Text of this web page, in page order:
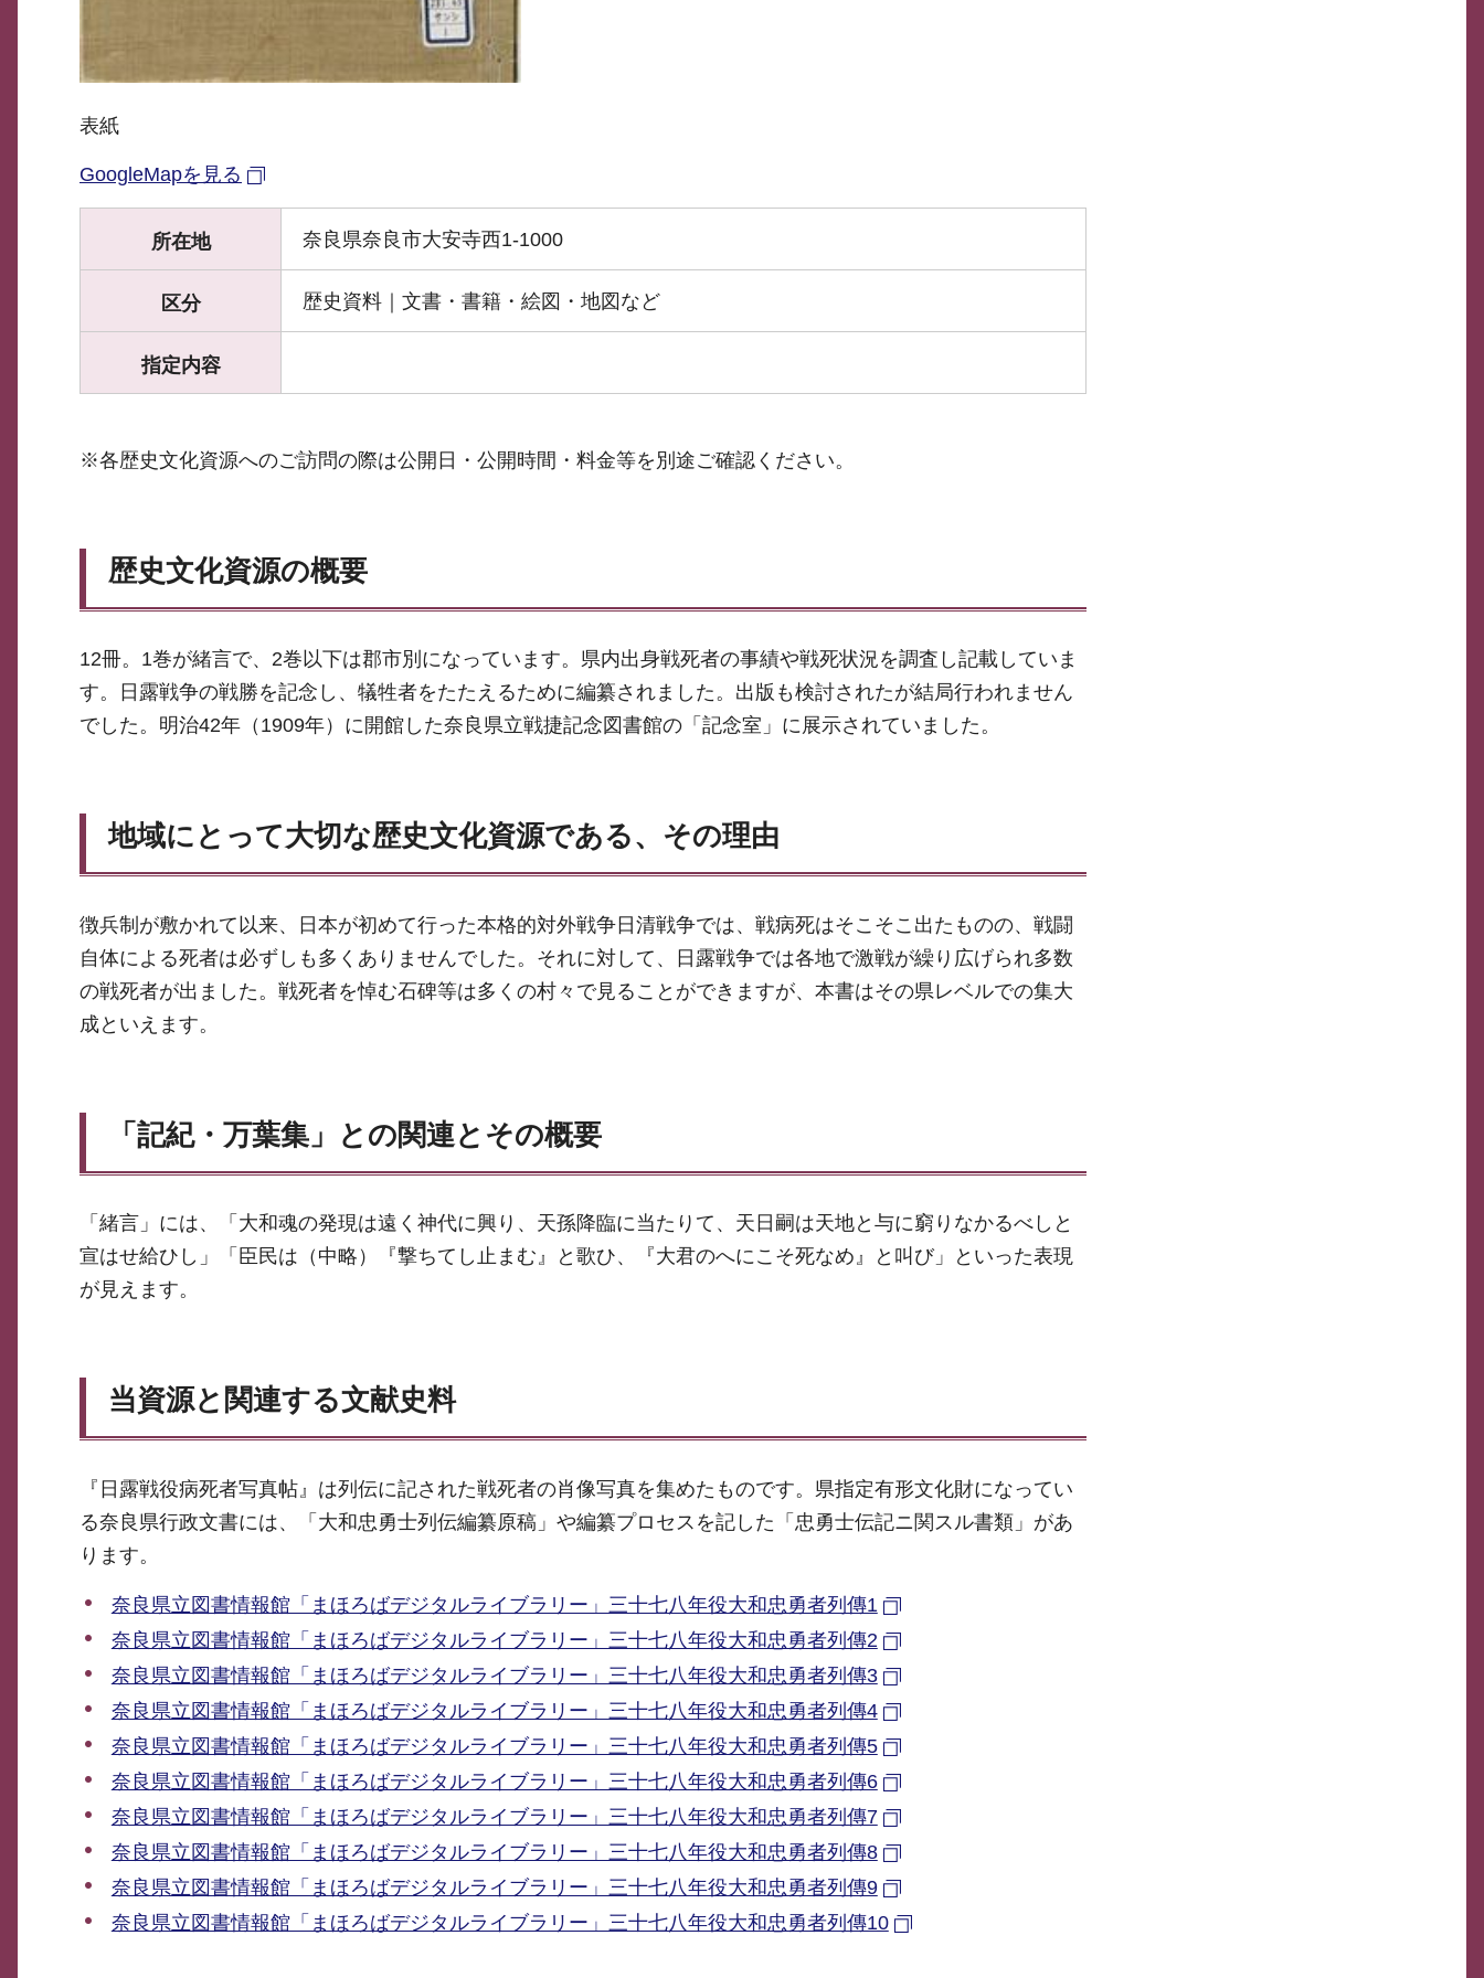
表紙
GoogleMapを見る
所在地 奈良県奈良市大安寺西1-1000
区分 歴史資料｜文書・書籍・絵図・地図など
指定内容
※各歴史文化資源へのご訪問の際は公開日・公開時間・料金等を別途ご確認ください。
歴史文化資源の概要
12冊。1巻が緒言で、2巻以下は郡市別になっています。県内出身戦死者の事績や戦死状況を調査し記載していま
す。日露戦争の戦勝を記念し、犠牲者をたたえるために編纂されました。出版も検討されたが結局行われません
でした。明治42年（1909年）に開館した奈良県立戦捷記念図書館の「記念室」に展示されていました。
地域にとって大切な歴史文化資源である、その理由
徴兵制が敷かれて以来、日本が初めて行った本格的対外戦争日清戦争では、戦病死はそこそこ出たものの、戦闘
自体による死者は必ずしも多くありませんでした。それに対して、日露戦争では各地で激戦が繰り広げられ多数
の戦死者が出ました。戦死者を悼む石碑等は多くの村々で見ることができますが、本書はその県レベルでの集大
成といえます。
「記紀・万葉集」との関連とその概要
「緒言」には、「大和魂の発現は遠く神代に興り、天孫降臨に当たりて、天日嗣は天地と与に窮りなかるべしと
宣はせ給ひし」「臣民は（中略）『撃ちてし止まむ』と歌ひ、『大君のへにこそ死なめ』と叫び」といった表現
が見えます。
当資源と関連する文献史料
『日露戦役病死者写真帖』は列伝に記された戦死者の肖像写真を集めたものです。県指定有形文化財になってい
る奈良県行政文書には、「大和忠勇士列伝編纂原稿」や編纂プロセスを記した「忠勇士伝記ニ関スル書類」があ
ります。
奈良県立図書情報館「まほろばデジタルライブラリー」三十七八年役大和忠勇者列傳1
奈良県立図書情報館「まほろばデジタルライブラリー」三十七八年役大和忠勇者列傳2
奈良県立図書情報館「まほろばデジタルライブラリー」三十七八年役大和忠勇者列傳3
奈良県立図書情報館「まほろばデジタルライブラリー」三十七八年役大和忠勇者列傳4
奈良県立図書情報館「まほろばデジタルライブラリー」三十七八年役大和忠勇者列傳5
奈良県立図書情報館「まほろばデジタルライブラリー」三十七八年役大和忠勇者列傳6
奈良県立図書情報館「まほろばデジタルライブラリー」三十七八年役大和忠勇者列傳7
奈良県立図書情報館「まほろばデジタルライブラリー」三十七八年役大和忠勇者列傳8
奈良県立図書情報館「まほろばデジタルライブラリー」三十七八年役大和忠勇者列傳9
奈良県立図書情報館「まほろばデジタルライブラリー」三十七八年役大和忠勇者列傳10